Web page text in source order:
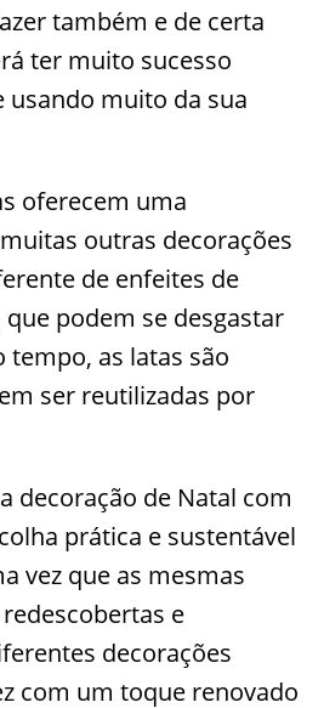
também e de certa
ter muito sucesso
usando muito da sua
oferecem uma
outras decorações
de enfeites de
podem se desgastar
as latas são
ser reutilizadas por
decoração de Natal com
prática e sustentável
vez que as mesmas
e
decorações
com um toque renovado